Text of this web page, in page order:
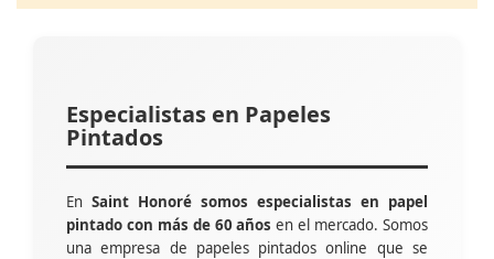
Especialistas en Papeles
Pintados
En Saint Honoré somos especialistas en papel
pintado con más de 60 años en el mercado. Somos
una empresa de papeles pintados online que se